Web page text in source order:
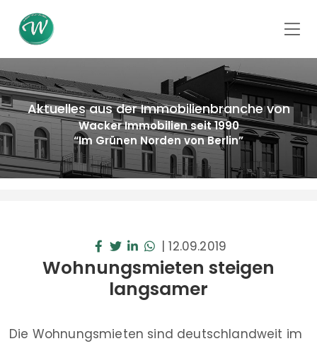
Aktuelles aus der Immobilienbranche von
Wacker Immobilien seit 1990
“Im Grünen Norden von Berlin”
|12.09.2019
Wohnungsmieten steigen
langsamer
Die Wohnungsmieten sind deutschlandweit im